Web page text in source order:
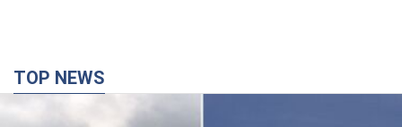
TOP NEWS